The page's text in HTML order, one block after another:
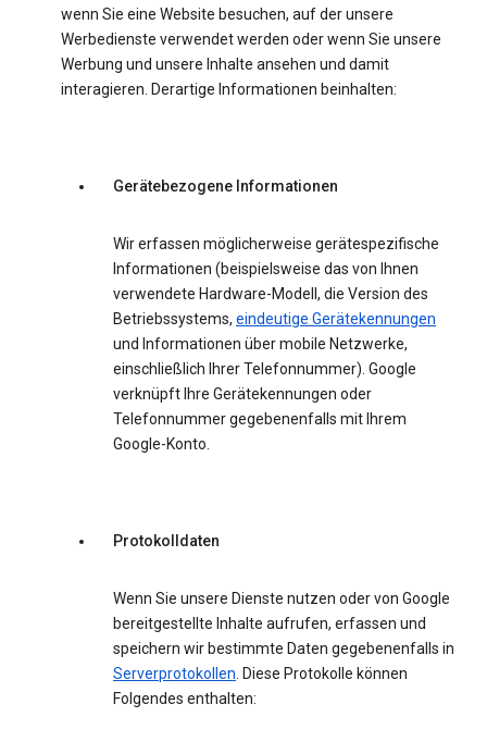
wenn Sie eine Website besuchen, auf der unsere
Werbedienste verwendet werden oder wenn Sie unsere
Werbung und unsere Inhalte ansehen und damit
interagieren. Derartige Informationen beinhalten:
Gerätebezogene Informationen
Wir erfassen möglicherweise gerätespezifische
Informationen (beispielsweise das von Ihnen
verwendete Hardware-Modell, die Version des
Betriebssystems, eindeutige Gerätekennungen
und Informationen über mobile Netzwerke,
einschließlich Ihrer Telefonnummer). Google
verknüpft Ihre Gerätekennungen oder
Telefonnummer gegebenenfalls mit Ihrem
Google-Konto.
Protokolldaten
Wenn Sie unsere Dienste nutzen oder von Google
bereitgestellte Inhalte aufrufen, erfassen und
speichern wir bestimmte Daten gegebenenfalls in
Serverprotokollen. Diese Protokolle können
Folgendes enthalten: